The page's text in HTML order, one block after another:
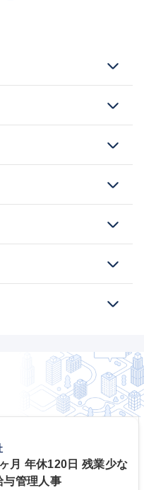
月 年休120日 残業少な
与管理人事